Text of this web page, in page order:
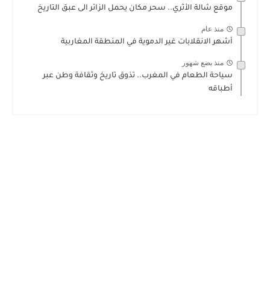
موقع شالة الأثري.. سحر مكان يحمل الزائر الى عبق التاريخ
منذ عام
أشهر الانقلابات غير الدموية في المنطقة المغاربية
منذ بضع شهور
سياحة الطعام في المغرب.. تذوق تاريخ وثقافة وطن عبر
أطباقه